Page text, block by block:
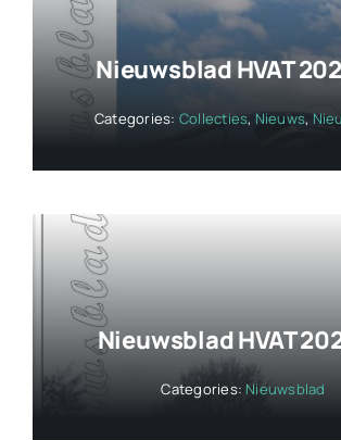
Nieuwsblad HVAT
Categories: Collecties, Nieuws,
Nieuwsblad HVAT
Categories:Nieuwsblad